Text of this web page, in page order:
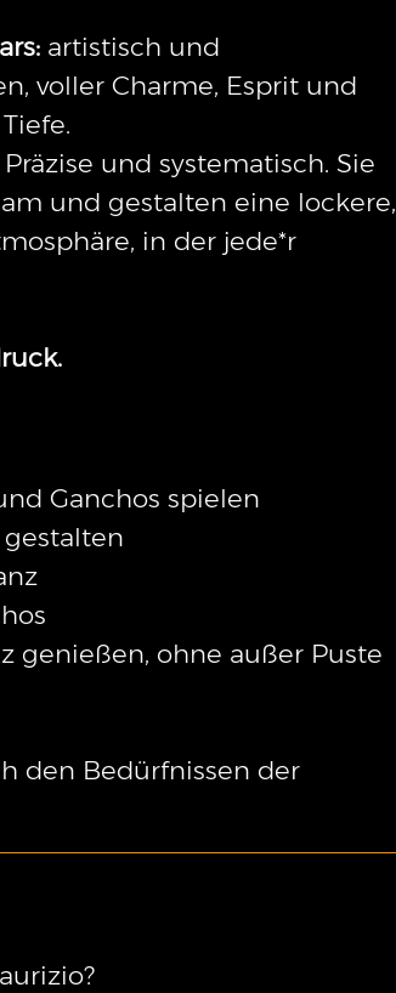
artistisch und
voller Charme, Esprit und
Präzise und systematisch. Sie
und gestalten eine lockere,
in der jede*r
Ganchos spielen
genießen, ohne außer Puste
den Bedürfnissen der